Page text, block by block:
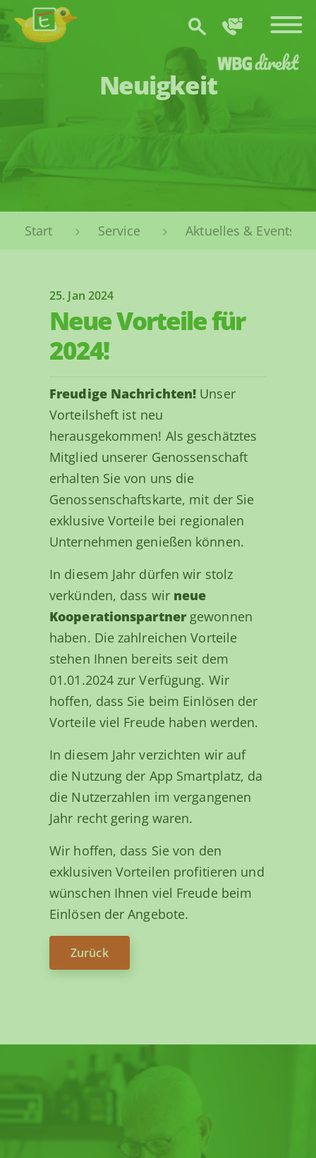
Zum Hauptinhalt springen
Neuigkeit
Service Aktuelles & Events
25. Jan 2024
Neue Vorteile für
2024!
Freudige Nachrichten! Unser
Vorteilsheft ist neu
herausgekommen! Als geschätztes
Mitglied unserer Genossenschaft
erhalten Sie von uns die
Genossenschaftskarte, mit der Sie
exklusive Vorteile bei regionalen
Unternehmen genießen können.
In diesem Jahr dürfen wir stolz
verkünden, dass wir neue
Kooperationspartnergewonnen
haben. Die zahlreichen Vorteile
stehen Ihnen bereits seit dem
01.01.2024 zur Verfügung. Wir
hoffen, dass Sie beim Einlösen der
Vorteile viel Freude haben werden.
In diesem Jahr verzichten wir auf
die Nutzung der App Smartplatz, da
die Nutzerzahlen im vergangenen
Jahr recht gering waren.
Wir hoffen, dass Sie von den
exklusiven Vorteilen profitieren und
wünschen Ihnen viel Freude beim
Einlösen der Angebote.
Zurück